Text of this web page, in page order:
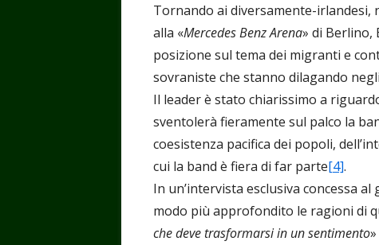
Tornando ai diversamente-
alla «Mercedes Benz Arena» di Berlino,
posizione sul tema dei migranti e
sovraniste che stanno dilagando
Il leader è stato chiarissimo a
sventolerà fieramente sul palco la
coesistenza pacifica dei popoli,
cui la band è fiera di far parte[4].
In un’intervista esclusiva concessa
modo più approfondito le ragioni di
che deve trasformarsi in un sentimento